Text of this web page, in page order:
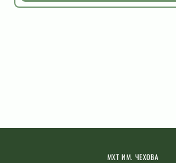
МХТ ИМ. ЧЕХОВА